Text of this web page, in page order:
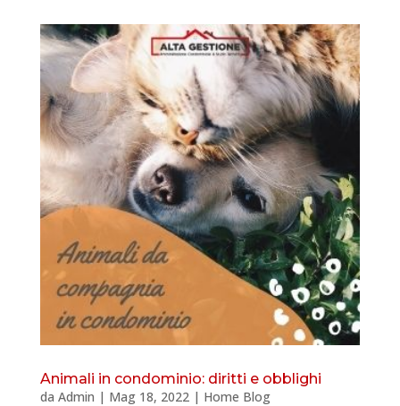
Animali in condominio: diritti e obblighi
da Admin | Mag 18, 2022| Home Blog